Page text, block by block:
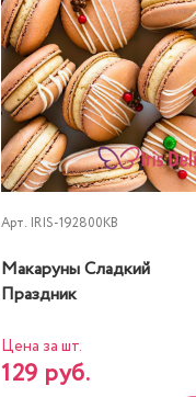
Арт. IRIS-192800KB
Макаруны Сладкий
Праздник
Цена за шт.
129 руб.